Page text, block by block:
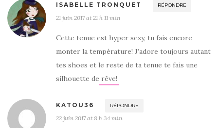
ISABELLE TRONQUET RÉPONDRE
21 juin 2017 at 21 h 11 min
Cette tenue est hyper sexy, tu fais encore
monter la température! J’adore toujours autant
tes shoes et le reste de ta tenue te fais une
silhouette de rêve!
KATOU36 RÉPONDRE
22 juin 2017 at 8 h 34 min